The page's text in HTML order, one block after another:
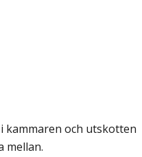
kammaren och utskotten
mellan.